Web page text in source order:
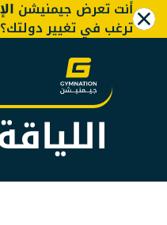
تعرض جيمنيشنالإمارات.
في تغيير دولتك؟
اللياقة